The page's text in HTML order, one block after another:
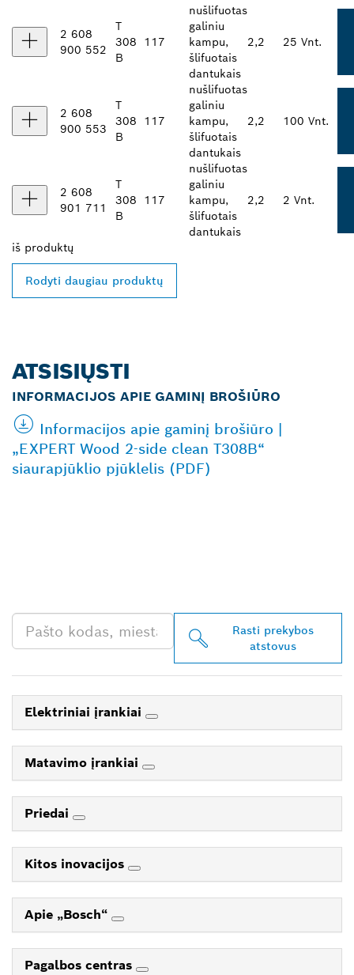
2 608
900 552
T
308
B
117
nušlifuotas
galiniu
kampu,
šlifuotais
dantukais
2,2 25 Vnt.
2 608
900 553
T
308
B
117
nušlifuotas
galiniu
kampu,
šlifuotais
dantukais
2,2 100 Vnt.
2 608
901 711
T
308
B
117
nušlifuotas
galiniu
kampu,
šlifuotais
dantukais
2,2 2 Vnt.
iš produktų
Rodyti daugiau produktų
ATSISIŲSTI
INFORMACIJOS APIE GAMINĮ BROŠIŪRO
Informacijos apie gaminį brošiūro |
„EXPERT Wood 2-side clean T308B“
siaurapjūklio pjūklelis (PDF)
Rasti prekybos
atstovus
Elektriniai įrankiai
Matavimo įrankiai
Priedai
Kitos inovacijos
Apie „Bosch“
Pagalbos centras